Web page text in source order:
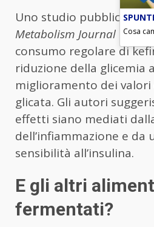
Uno studio pubblicato
Metabolism Journal ha
consumo regolare di
riduzione della glicemia
miglioramento dei
glicata. Gli autori
effetti siano mediati
dell’infiammazione e da
sensibilità all’insulina.
E gli altri
fermentati?
Cosa